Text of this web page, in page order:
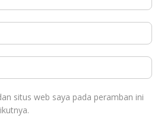
situs web saya pada peramban ini